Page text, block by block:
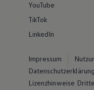
YouTube
TikTok
LinkedIn
Impressum
Lizenzhinweise